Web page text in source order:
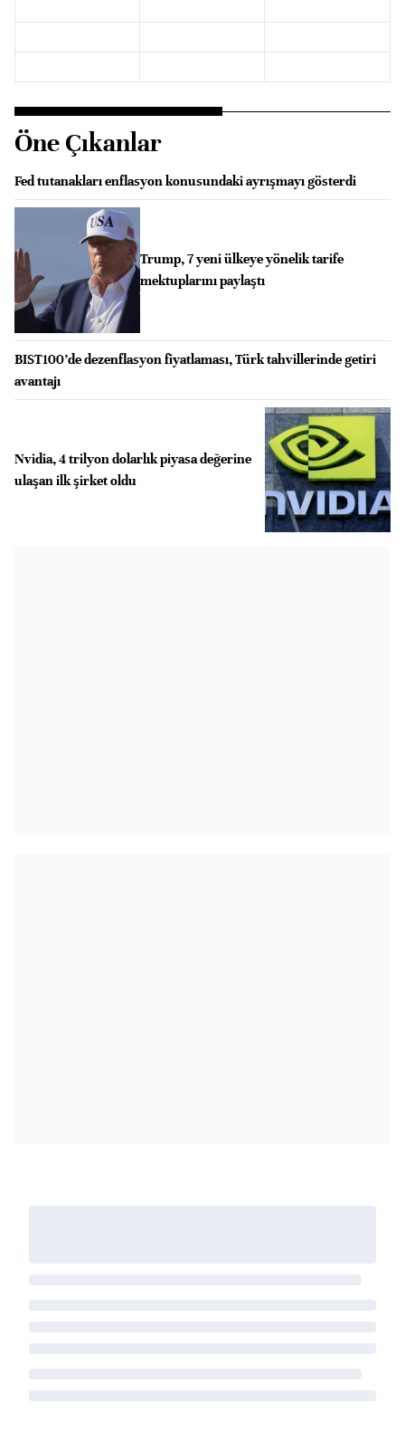
Öne Çıkanlar
Fed tutanakları enflasyon konusundaki ayrışmayı gösterdi
Trump, 7 yeni ülkeye yönelik tarife
mektuplarını paylaştı
BIST100’de dezenflasyon fiyatlaması, Türk tahvillerinde getiri
avantajı
Nvidia, 4 trilyon dolarlık piyasa değerine
ulaşan ilk şirket oldu